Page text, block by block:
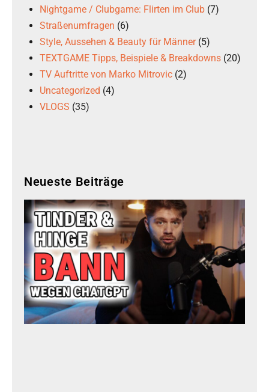
Nightgame / Clubgame: Flirten im Club (7)
Straßenumfragen (6)
Style, Aussehen & Beauty für Männer(5)
TEXTGAME Tipps, Beispiele & Breakdowns (20)
TV Auftritte von Marko Mitrovic (2)
Uncategorized (4)
VLOGS (35)
Neueste Beiträge